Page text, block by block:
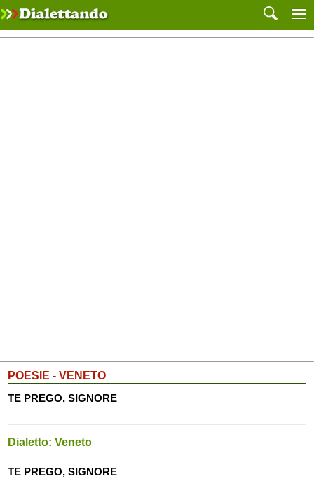
POESIE - VENETO
TE PREGO, SIGNORE
Dialetto: Veneto
TE PREGO, SIGNORE